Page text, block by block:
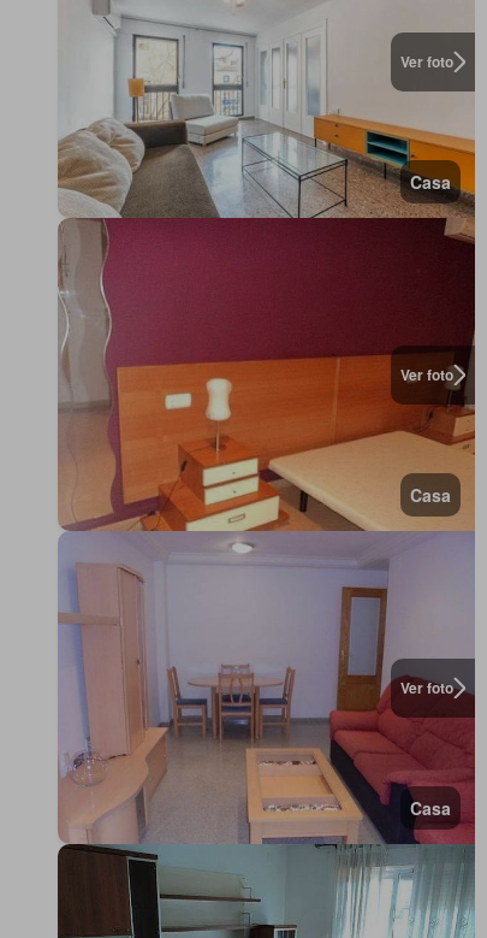
Ver foto
Casa
Ver foto
Casa
Ver foto
Casa